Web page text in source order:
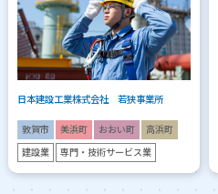
日本建設工業株式会社 若狭事業所
敦賀市 美浜町 おおい町 高浜町
建設業 専門・技術サービス業